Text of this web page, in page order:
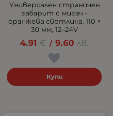
Универсален страничен
габарит с мигач -
оранжева светлина, 110 ×
30 мм, 12–24V
4.91 € / 9.60 лв.
Купи